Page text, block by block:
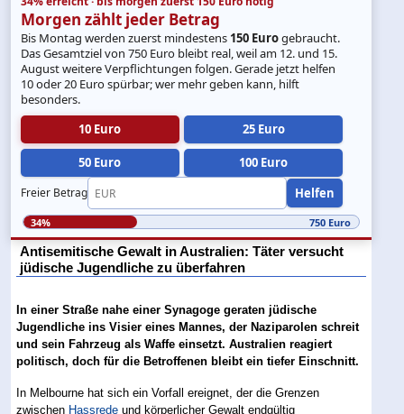
Morgen zählt jeder Betrag
Bis Montag werden zuerst mindestens 150 Eurogebraucht.
Das Gesamtziel von 750 Euro bleibt real, weil am 12. und 15.
August weitere Verpflichtungen folgen. Gerade jetzt helfen
10 oder 20 Euro spürbar; wer mehr geben kann, hilft
besonders.
10 Euro
25 Euro
50 Euro 100 Euro
Freier Betrag Helfen
34% 750 Euro
Antisemitische Gewalt in Australien: Täter versucht
jüdische Jugendliche zu überfahren
In einer Straße nahe einer Synagoge geraten jüdische
Jugendliche ins Visier eines Mannes, der Naziparolen schreit
und sein Fahrzeug als Waffe einsetzt. Australien reagiert
politisch, doch für die Betroffenen bleibt ein tiefer Einschnitt.
In Melbourne hat sich ein Vorfall ereignet, der die Grenzen
zwischen Hassrede und körperlicher Gewalt endgültig